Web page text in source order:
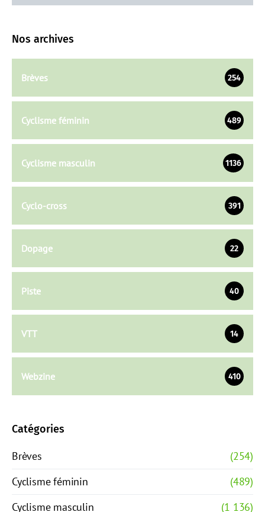
Nos archives
Brèves 254
Cyclisme féminin 489
Cyclisme masculin 1136
Cyclo-cross 391
Dopage 22
Piste 40
VTT 14
Webzine 410
Catégories
Brèves
(254)
Cyclisme féminin
(489)
Cyclisme masculin
(1 136)